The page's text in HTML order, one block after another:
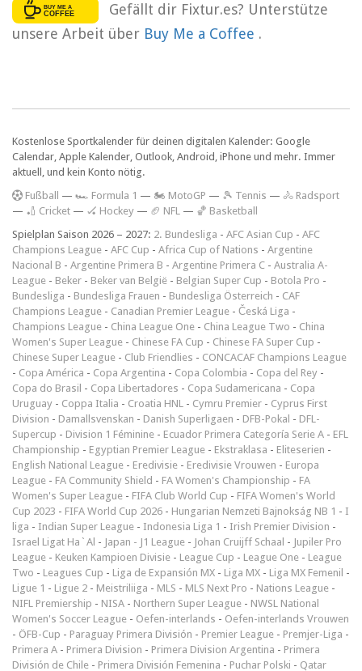
Gefällt dir Fixtur.es? Unterstütze
unsere Arbeit über Buy Me a Coffee .
Kostenlose Sportkalender für deinen digitalen Kalender: Google
Calendar, Apple Kalender, Outlook, Android, iPhone und mehr. Immer
aktuell, und kein Konto nötig.
Fußball — 🏎️ Formula 1 — 🏍 MotoGP — 🎾 Tennis — 🚴 Radsport
— 🏏 Cricket — 🏑 Hockey — 🏈 NFL — 🏀 Basketball
Spielplan Saison 2026 – 2027: 2. Bundesliga - AFC Asian Cup - AFC
Champions League - AFC Cup - Africa Cup of Nations - Argentine
Nacional B - Argentine Primera B - Argentine Primera C - Australia A-
League - Beker - Beker van België - Belgian Super Cup - Botola Pro -
Bundesliga - Bundesliga Frauen - Bundesliga Österreich - CAF
Champions League - Canadian Premier League - Česká Liga -
Champions League - China League One - China League Two - China
Women's Super League - Chinese FA Cup - Chinese FA Super Cup -
Chinese Super League - Club Friendlies - CONCACAF Champions League
- Copa América - Copa Argentina - Copa Colombia - Copa del Rey -
Copa do Brasil - Copa Libertadores - Copa Sudamericana - Copa
Uruguay - Coppa Italia - Croatia HNL - Cymru Premier - Cyprus First
Division - Damallsvenskan - Danish Superligaen - DFB-Pokal - DFL-
Supercup - Division 1 Féminine - Ecuador Primera Categoría Serie A - EFL
Championship - Egyptian Premier League - Ekstraklasa - Eliteserien -
English National League - Eredivisie - Eredivisie Vrouwen - Europa
League - FA Community Shield - FA Women's Championship - FA
Women's Super League - FIFA Club World Cup - FIFA Women's World
Cup 2023 - FIFA World Cup 2026 - Hungarian Nemzeti Bajnokság NB 1 - I
liga - Indian Super League - Indonesia Liga 1 - Irish Premier Division -
Israel Ligat Ha`Al - Japan - J1 League - Johan Cruijff Schaal - Jupiler Pro
League - Keuken Kampioen Divisie - League Cup - League One - League
Two - Leagues Cup - Liga de Expansión MX - Liga MX - Liga MX Femenil -
Ligue 1 - Ligue 2 - Meistriliiga - MLS - MLS Next Pro - Nations League -
NIFL Premiership - NISA - Northern Super League - NWSL National
Women's Soccer League - Oefen-interlands - Oefen-interlands Vrouwen
- ÖFB-Cup - Paraguay Primera División - Premier League - Premjer-Liga -
Primera A - Primera Division - Primera Division Argentina - Primera
División de Chile - Primera División Femenina - Puchar Polski - Qatar